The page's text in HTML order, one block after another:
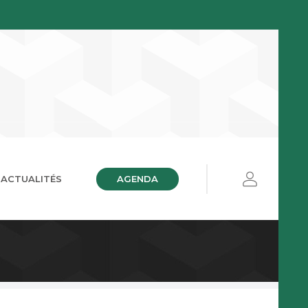
ACTUALITÉS AGENDA